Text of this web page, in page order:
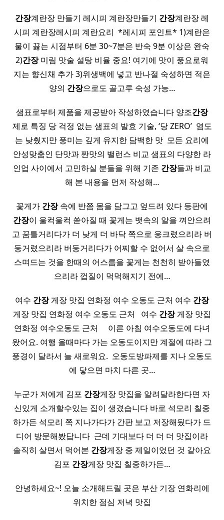
간장계란장 만들기 레시피 계란장만들기 간장계란장 레
시피 계란장레시피 계란요리 ​ *레시피 포인트* 1)계란은
물이 끓는 시점부터 6분 30~7분은 반숙 9분 이상은 완숙
2)간장미림 맛술 설탕 비율 중요! 여기에 맛이 풍요로워
지는 향신채 추가 3)위생백에 넣고 반나절 숙성하면 적은
양의 간장으로도 골고루 숙성 가능…
샘표로부터 제품을 제공받아 작성하였습니다 양조간장
제로 특징 당 걱정 없는 샘표의 발효 기술, ‘당 ZERO’ ​ 염도
는 낮췄지만 풍미는 깊게 유지한 담백한 맛 ​ 모든 요리에
안성맞춤인 단맛과 짠맛의 밸런스 비교 샘표의 다양한 라
인업 사이에서 고민하실 분들을 위해 기존 간장들과 비교
해 본 내용을 먼저 작성해…
꽃게가 간장속에 반쯤 몸을 담그고 엎드려 있다 등판에
간장이 울컥울컥 쏟아질 때 꽃게는 뱃속의 알을 껴안으려
고 꿈틀거리다가 더 낮게 더 바닥 쪽으로 웅크렸으리라 버
둥거렸으리라 버둥거리다가 어찌할 수 없어서 살 속으로
스며드는 것을 한때의 어스름을 꽃게는 천천히 받아들였
으리라 껍질이 먹먹해지기 전에…
여수 간장게장 맛집 연화정 여수 오동도 근처 여수 간장
게장 맛집 연화정 여수 오동도 근처 ​ ​ 여수 간장게장 맛집
연화정 여수오동도 근처 ​ ​ ​ ​ 이른 아침 여수오동도에 다녀
왔어요. 여행 올때마다 가는 오동도이지만 계절에 따라 그
풍경이 달라서 늘 새로워요. ​ 오동도방파제를 지나 오동도
에 닿으면 마치 다른 곳…
누군가 저에게 김포 간장게장 맛집을 알려달라한다면 자
신있게 소개할수있는 집이 생겼습니다 바로 석모리 칠중
하가든 석모리 쪽 지나가다가 간판 보고 저장해뒀다가 드
디어 방문해봤답니다 ​ 근데 기대보다 더 더 더 맛집이라
솔직히 살면서 먹어본 간장게장 중 제일이었던 것 같아요
김포 간장게장 맛집 칠중하가든…
안녕하세요~! 오늘 소개해드릴 곳은 부산 기장 연화리에
위치한 점심 저녁 맛집